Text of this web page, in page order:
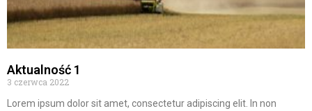
Aktualność 1
3 czerwca 2022
Lorem ipsum dolor sit amet, consectetur adipiscing elit. In non